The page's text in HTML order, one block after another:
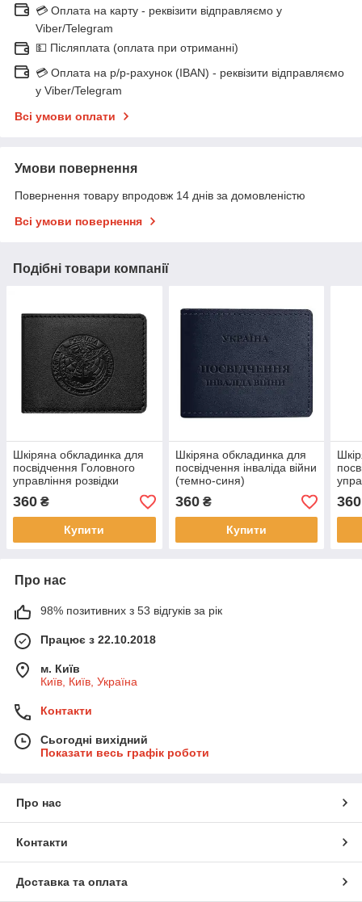
💳 Оплата на карту - реквізити відправляємо у
Viber/Telegram
💵 Післяплата (оплата при отриманні)
💳 Оплата на р/р-рахунок (IBAN) - реквізити відправляємо
у Viber/Telegram
Всі умови оплати
Умови повернення
Повернення товару впродовж 14 днів за домовленістю
Всі умови повернення
Подібні товари компанії
Шкіряна обкладинка для
посвідчення Головного
управління розвідки
(чорна)
360 ₴
Купити
Шкіряна обкладинка для
посвідчення інваліда війни
(темно-синя)
360₴
Купити
360
Про нас
98% позитивних з 53 відгуків за рік
Працює з 22.10.2018
м. Київ
Київ, Київ, Україна
Контакти
Сьогодні вихідний
Показати весь графік роботи
Про нас
Контакти
Доставка та оплата